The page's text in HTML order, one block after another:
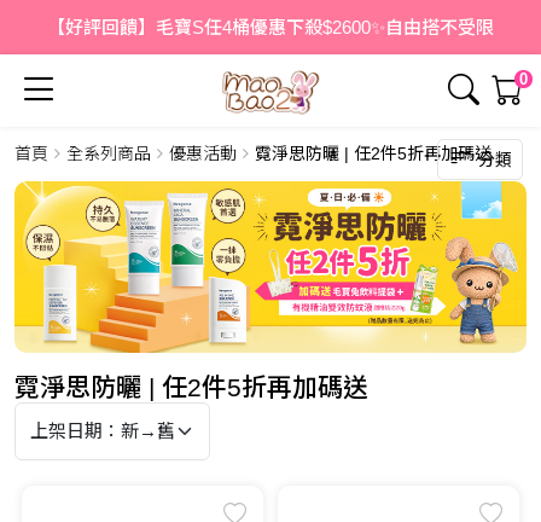
【好評回饋】毛寶S任4桶優惠下殺$2600✨自由搭不受限
0
首頁 全系列商品 優惠活動 霓淨思防曬 | 任2件5折再加碼送分類
霓淨思防曬 | 任2件5折再加碼送